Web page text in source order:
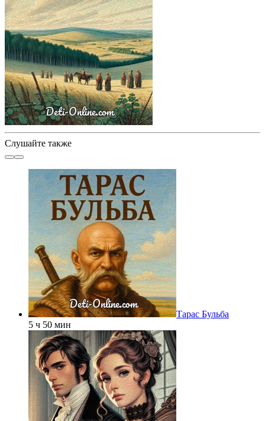
Слушайте также
Тарас Бульба
5 ч 50 мин